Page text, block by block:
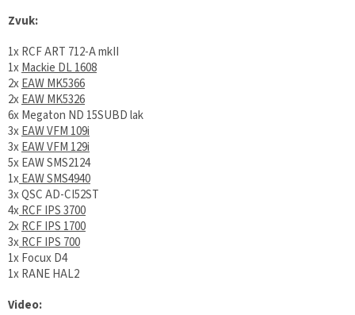
Zvuk:
1x RCF ART 712-A mkII
1xMackie DL 1608
2xEAW MK5366
2xEAW MK5326
6x Megaton ND 15SUBD lak
3xEAW VFM 109i
3xEAW VFM 129i
5x EAW SMS2124
1xEAW SMS4940
3x QSC AD-CI52ST
4xRCF IPS 3700
2xRCF IPS 1700
3xRCF IPS 700
1x Focux D4
1x RANE HAL2
Video: